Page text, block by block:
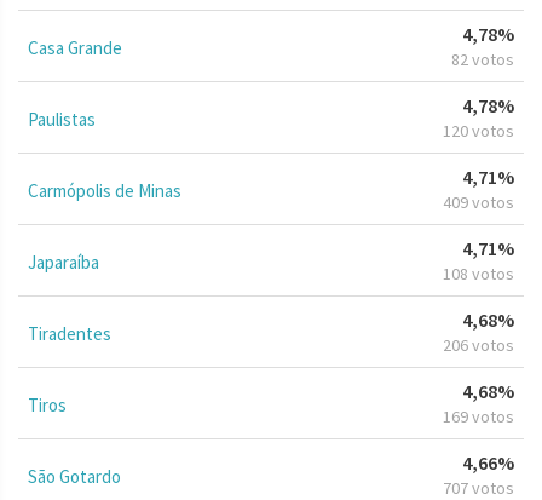
Casa Grande
4,78%
82 votos
Paulistas
4,78%
120 votos
Carmópolis de Minas
4,71%
409 votos
Japaraíba
4,71%
108 votos
Tiradentes
4,68%
206 votos
Tiros
4,68%
169 votos
São Gotardo
4,66%
707 votos